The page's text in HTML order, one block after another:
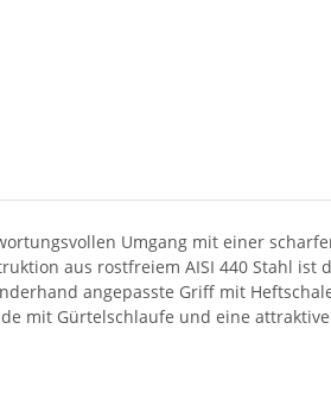
Umgang mit einer
aus rostfreiem AISI 440 Stahl ist
angepasste Griff mit
mit Gürtelschlaufe und eine